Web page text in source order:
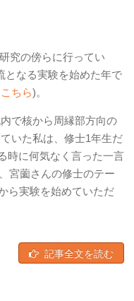
究の傍らに行ってい
となる実験を始めた年で
こちら)。
で核から周縁部方向の
いた私は、修士1年生だ
時に何気なく言った一言
宮薗さんの修士のテー
ら実験を始めていただ
記事全文を読む